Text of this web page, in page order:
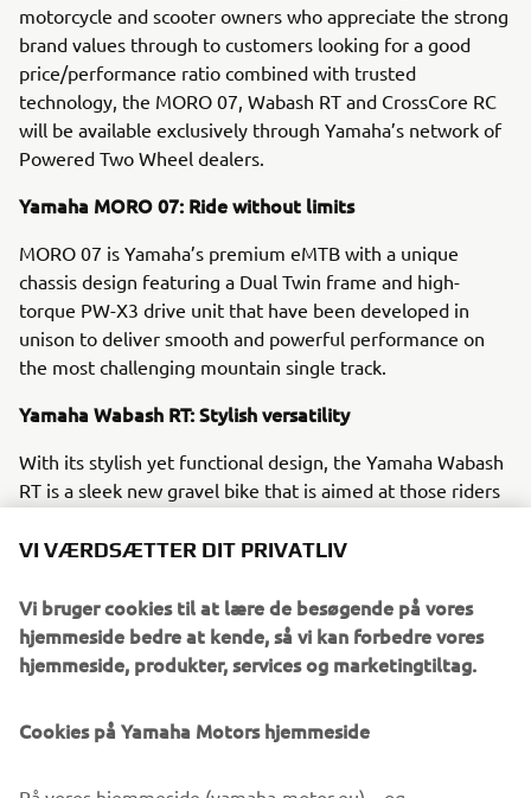
motorcycle and scooter owners who appreciate the strong
brand values through to customers looking for a good
price/performance ratio combined with trusted
technology, the MORO 07, Wabash RT and CrossCore RC
will be available exclusively through Yamaha’s network of
Powered Two Wheel dealers.
Yamaha MORO 07: Ride without limits
MORO 07 is Yamaha’s premium eMTB with a unique
chassis design featuring a Dual Twin frame and high-
torque PW-X3 drive unit that have been developed in
unison to deliver smooth and powerful performance on
the most challenging mountain single track.
Yamaha Wabash RT: Stylish versatility
With its stylish yet functional design, the Yamaha Wabash
RT is a sleek new gravel bike that is aimed at those riders
an integral part of the whole riding experience. The real
to get out of the city or suburbs and explore new places
and enjoy every second of the ride – because it’s as much
about the journey as it is about getting there.
performance, the CrossCore RC is a versatile all-rounder
VI VÆRDSÆTTER DIT PRIVATLIV
Vi bruger cookies til at lære de besøgende på vores
hjemmeside bedre at kende, så vi kan forbedre vores
hjemmeside, produkter, services og marketingtiltag.
Cookies på Yamaha Motors hjemmeside